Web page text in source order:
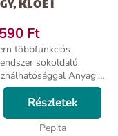
KLOE I
Ft
többfunkciós
sokoldalú
Anyag:
Kivitelezés: artisan
cm Bontásban
Részletek
Pepita